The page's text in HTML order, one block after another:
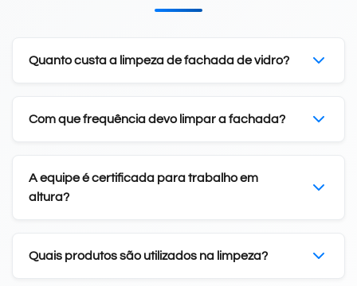
Quanto custa a limpeza de fachada de vidro?
Com que frequência devo limpar a fachada?
A equipe é certificada para trabalho em
altura?
Quais produtos são utilizados na limpeza?